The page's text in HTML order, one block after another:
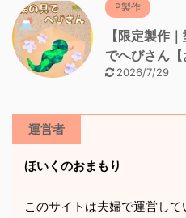
P製作
【限定製作
でへびさん【
2026/7/29
運営者
ほいくのおまもり
このサイトは夫婦で運営し